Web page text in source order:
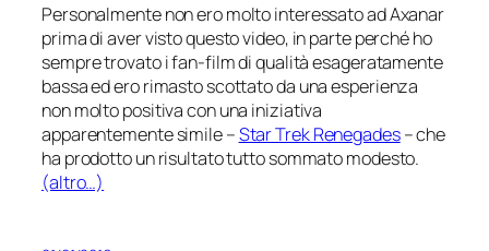
Personalmente non ero molto interessato ad Axanar
prima di aver visto questo video, in parte perché ho
sempre trovato i fan-film di qualità esageratamente
bassa ed ero rimasto scottato da una esperienza
non molto positiva con una iniziativa
apparentemente simile –Star Trek Renegades– che
ha prodotto un risultato tutto sommato modesto.
(altro…)